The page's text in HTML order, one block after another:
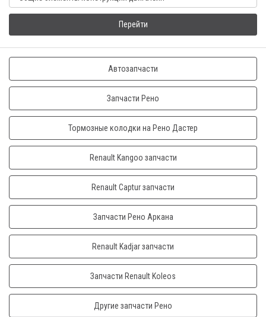
Перейти
Автозапчасти
Запчасти Рено
Тормозные колодки на Рено Дастер
Renault Kangoo запчасти
Renault Captur запчасти
Запчасти Рено Аркана
Renault Kadjar запчасти
Запчасти Renault Koleos
Другие запчасти Рено